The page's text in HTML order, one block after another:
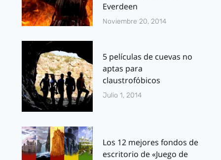
Everdeen
Noviembre 20, 2014
5 películas de cuevas no
aptas para
claustrofóbicos
Julio 1, 2014
Los 12 mejores fondos de
escritorio de «Juego de